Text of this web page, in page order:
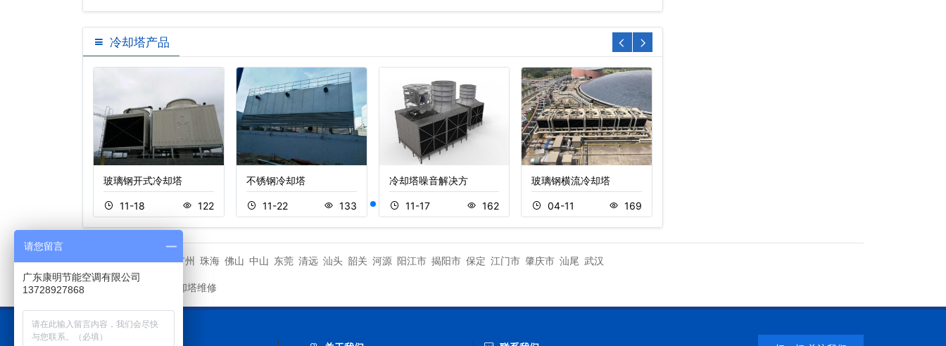
冷却塔产品
玻璃钢开式冷却塔
11-18 122
不锈钢冷却塔
11-22 133
冷却塔噪音解决方
11-17 162
玻璃钢横流冷却塔
04-11 169
城市分站 江门 广州 珠海 佛山 中山 东莞 清远 汕头 韶关 河源 阳江市 揭阳市 保定 江门市 肇庆市 汕尾 武汉
康明冷却塔维修
请您留言
广东康明节能空调有限公司
13728927868